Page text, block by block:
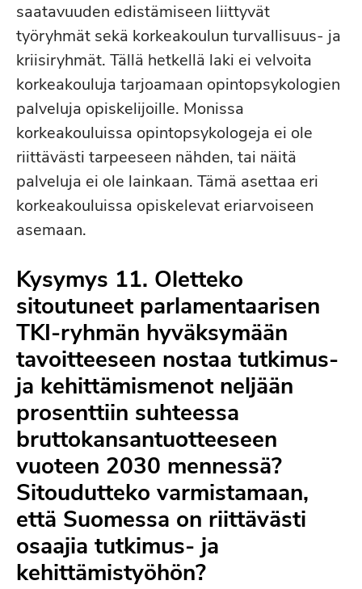
saatavuuden edistämiseen liittyvät
työryhmät sekä korkeakoulun turvallisuus- ja
kriisiryhmät. Tällä hetkellä laki ei velvoita
korkeakouluja tarjoamaan opintopsykologien
palveluja opiskelijoille. Monissa
korkeakouluissa opintopsykologeja ei ole
riittävästi tarpeeseen nähden, tai näitä
palveluja ei ole lainkaan. Tämä asettaa eri
korkeakouluissa opiskelevat eriarvoiseen
asemaan.
Kysymys 11. Oletteko
sitoutuneet parlamentaarisen
TKI-ryhmän hyväksymään
tavoitteeseen nostaa tutkimus-
ja kehittämismenot neljään
prosenttiin suhteessa
bruttokansantuotteeseen
vuoteen 2030 mennessä?
Sitoudutteko varmistamaan,
että Suomessa on riittävästi
osaajia tutkimus- ja
kehittämistyöhön?